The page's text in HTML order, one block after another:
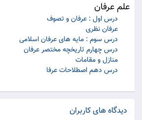
علم عرفان
درس اول : عرفان و تصوف
عرفان نظرى
درس سوم : مايه هاى عرفان اسلامى
درس چهارم تاريخچه مختصر عرفان
منازل و مقامات
درس دهم اصطلاحات عرفا
دیدگاه های کاربران